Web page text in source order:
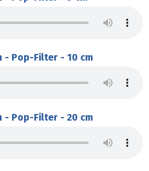
- Pop-Filter - 10 cm
- Pop-Filter - 20 cm